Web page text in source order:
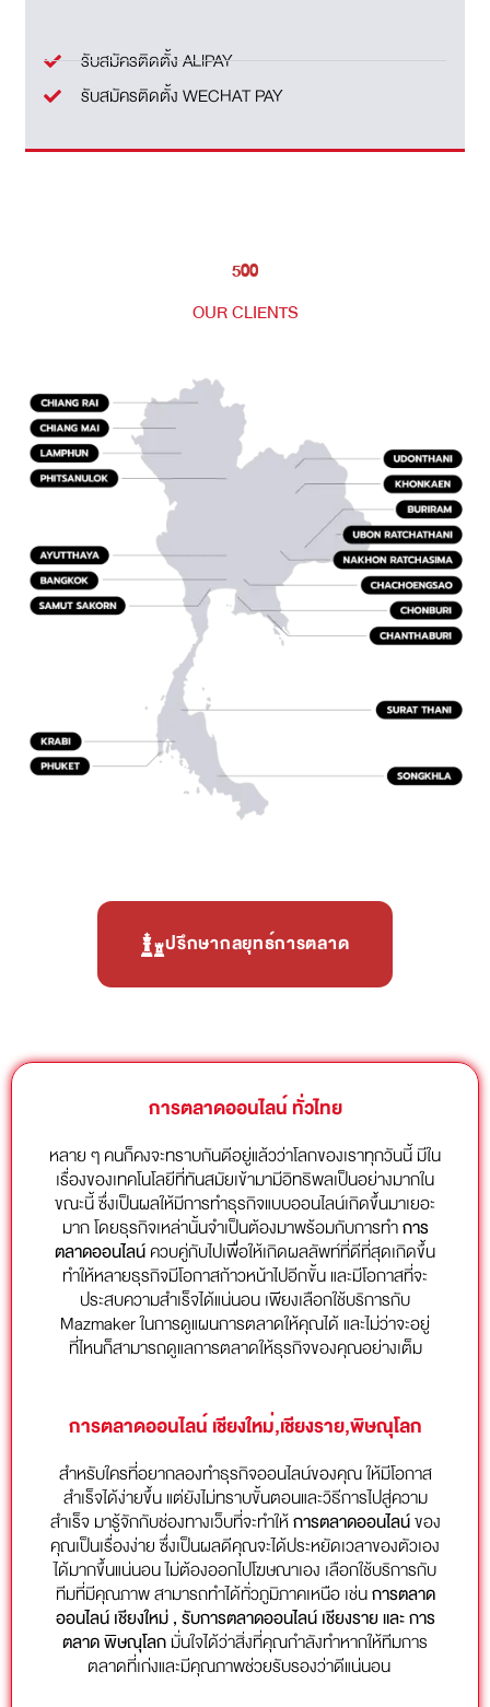
รับสมัครติดตั้ง ALIPAY
รับสมัครติดตั้ง WECHAT PAY
OUR CLIENTS
500
ปรึกษากลยุทธ์การตลาด
การตลาดออนไลน์ ทั่วไทย
หลาย ๆ คนก็คงจะทราบกันดีอยู่แล้วว่าโลกของเราทุกวันนี้ มีใน
เรื่องของเทคโนโลยีที่ทันสมัยเข้ามามีอิทธิพลเป็นอย่างมากใน
ขณะนี้ ซึ่งเป็นผลให้มีการทำธุรกิจแบบออนไลน์เกิดขึ้นมาเยอะ
มาก โดยธุรกิจเหล่านั้นจำเป็นต้องมาพร้อมกับการทำการ
ตลาดออนไลน์ควบคู่กับไปเพื่อให้เกิดผลลัพท์ที่ดีที่สุดเกิดขึ้น
ทำให้หลายธุรกิจมีโอกาสก้าวหน้าไปอีกขั้น และมีโอกาสที่จะ
ประสบความสำเร็จได้แน่นอน เพียงเลือกใช้บริการกับ
Mazmaker ในการดูแผนการตลาดให้คุณได้ และไม่ว่าจะอยู่
ที่ไหนก็สามารถดูแลการตลาดให้ธุรกิจของคุณอย่างเต็ม
การตลาดออนไลน์ เชียงใหม่,เชียงราย,พิษณุโลก
สำหรับใครที่อยากลองทำธุรกิจออนไลน์ของคุณ ให้มีโอกาส
สำเร็จได้ง่ายขึ้น แต่ยังไม่ทราบขั้นตอนและวิธีการไปสู่ความ
สำเร็จ มารู้จักกับช่องทางเว็บที่จะทำให้การตลาดออนไลน์ของ
คุณเป็นเรื่องง่าย ซึ่งเป็นผลดีคุณจะได้ประหยัดเวลาของตัวเอง
ได้มากขึ้นแน่นอน ไม่ต้องออกไปโฆษณาเอง เลือกใช้บริการกับ
ทีมที่มีคุณภาพ สามารถทำได้ทั่วภูมิภาคเหนือ เช่นการตลาด
ออนไลน์ เชียงใหม่, รับการตลาดออนไลน์เชียงราย และการ
ตลาดพิษณุโลกมั่นใจได้ว่าสิ่งที่คุณกำลังทำหากให้ทีมการ
ตลาดที่เก่งและมีคุณภาพช่วยรับรองว่าดีแน่นอน